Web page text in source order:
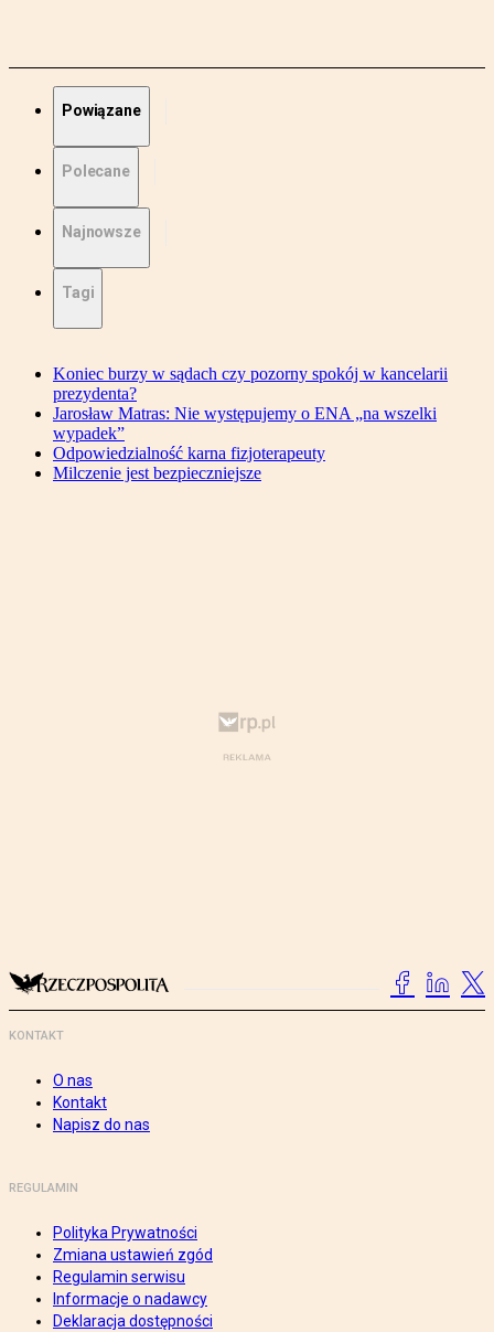
Powiązane
Polecane
Najnowsze
Tagi
Koniec burzy w sądach czy pozorny spokój w kancelarii
prezydenta?
Jarosław Matras: Nie występujemy o ENA „na wszelki
wypadek”
Odpowiedzialność karna fizjoterapeuty
Milczenie jest bezpieczniejsze
KONTAKT
O nas
Kontakt
Napisz do nas
REGULAMIN
Polityka Prywatności
Zmiana ustawień zgód
Regulamin serwisu
Informacje o nadawcy
Deklaracja dostępności